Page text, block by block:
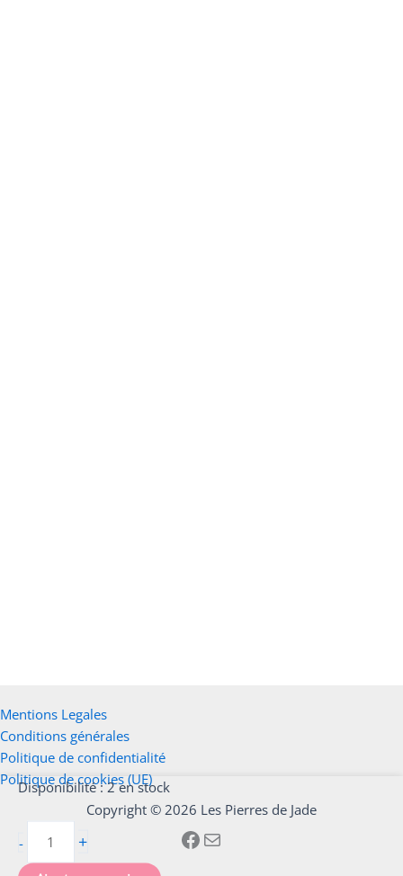
Mentions Legales
Conditions générales
Politique de confidentialité
Politique de cookies (UE)
Copyright © 2026 Les Pierres de Jade
Disponibilité : 2 en stock
-
quantité
Spell
jar
+